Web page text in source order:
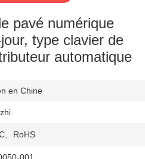
pavé numérique
type clavier de
automatique
en Chine
、RoHS